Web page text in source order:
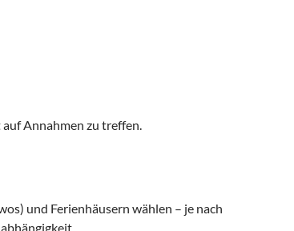
Annahmen zu treffen.
und Ferienhäusern wählen – je nach